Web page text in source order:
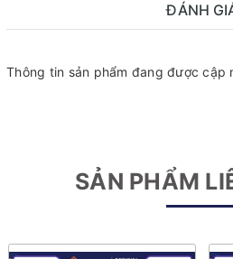
ĐÁNH
Thông tin sản phẩm đang được cập
SẢN PHẨM